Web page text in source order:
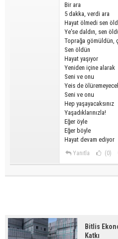
Bir ara
5 dakka, verdi ara
Hayat ölmedi sen
Ye'se daldın, sen
Toprağa gömüldün,
Sen öldün
Hayat yaşıyor
Yeniden içine alarak
Seni ve onu
Yeis de
Seni ve onu
Hep yaşayacaksınız
Yaşadıklarınızla!
Eğer öyle
Eğer böyle
Hayat devam ediyor
Yanıtla (0)
Bitlis
Katkı